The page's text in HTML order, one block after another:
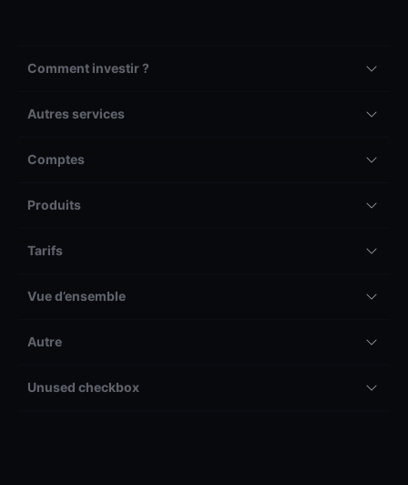
Comment investir ?
Autres services
Comptes
Produits
Tarifs
Vue d’ensemble
Autre
Unused checkbox